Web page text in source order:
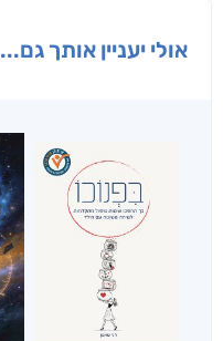
אולי יעניין אותך גם...